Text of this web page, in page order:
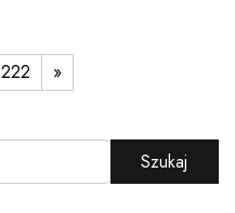
222 »
Szukaj